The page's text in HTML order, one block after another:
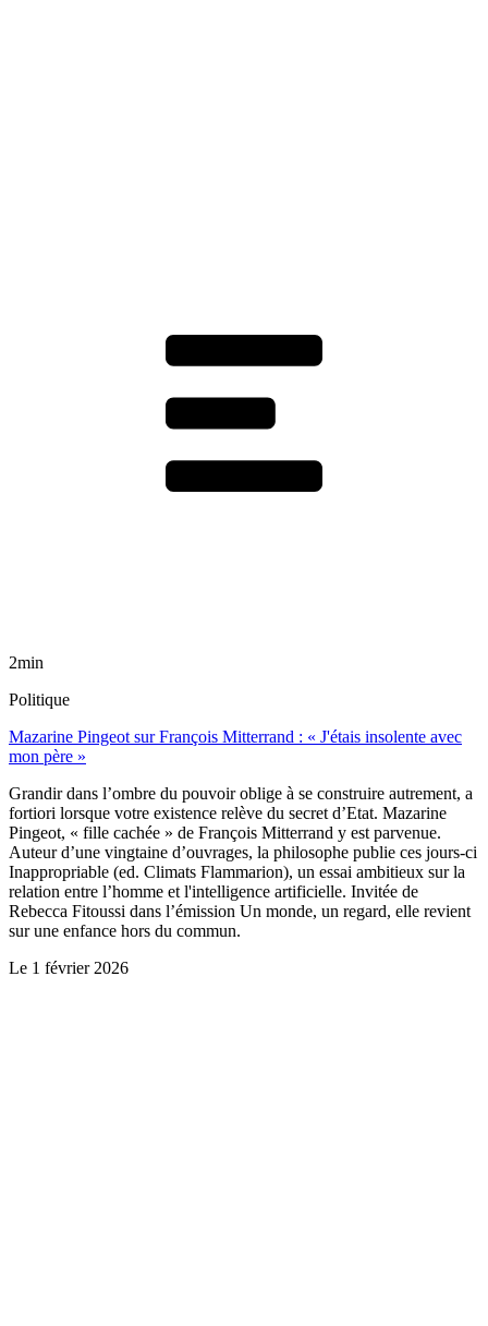
2min
Politique
Mazarine Pingeot sur François Mitterrand : « J'étais insolente avec
mon père »
Grandir dans l’ombre du pouvoir oblige à se construire autrement, a
fortiori lorsque votre existence relève du secret d’Etat. Mazarine
Pingeot, « fille cachée » de François Mitterrand y est parvenue.
Auteur d’une vingtaine d’ouvrages, la philosophe publie ces jours-ci
Inappropriable (ed. Climats Flammarion), un essai ambitieux sur la
relation entre l’homme et l'intelligence artificielle. Invitée de
Rebecca Fitoussi dans l’émission Un monde, un regard, elle revient
sur une enfance hors du commun.
Le 1 février 2026